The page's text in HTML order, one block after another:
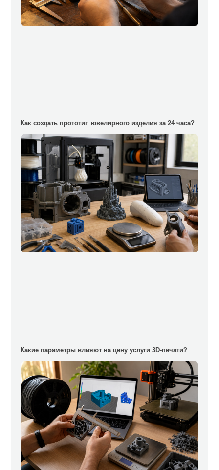
Как создать прототип ювелирного изделия за 24 часа?
Какие параметры влияют на цену услуги 3D-печати?